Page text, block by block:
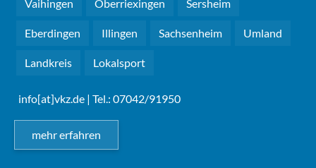
Vaihingen Oberriexingen Sersheim
Eberdingen Illingen Sachsenheim Umland
Landkreis Lokalsport
info[at]vkz.de | Tel.: 07042/91950
mehr erfahren